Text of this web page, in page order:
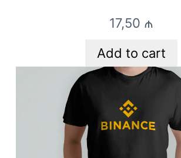
17,50 ₼
Add to cart